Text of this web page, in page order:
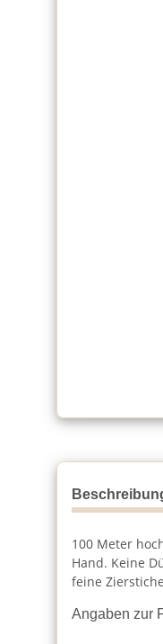
100 Meter
Hand. Keine
feine
Angaben zur